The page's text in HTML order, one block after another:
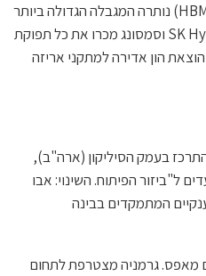
אספקת זיכרון ברוחב פס גבוה (HBM4) נותרה המגבלה הגדולה ביותר
לייצור מאיצי בינה מלאכותית. SK Hynix וסמסונג מכרו את כל תפוקת
מה שמניע הוצאת הון אדירה למתקני אריזה
בעמק הסיליקון (ארה"ב),
בשנת 2026, אנו עדים ל"ביזור הפיתוח. השינוי: אבו
המתמקדים בבינה
מאפס. גרמניה מצטרפת לתחום